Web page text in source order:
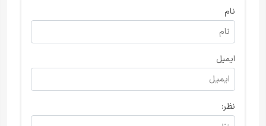
نام
ایمیل
نظر: